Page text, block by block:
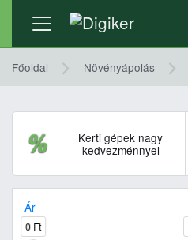
Főoldal Növényápolás
Kerti gépek nagy
kedvezménnyel
Ár
0 Ft